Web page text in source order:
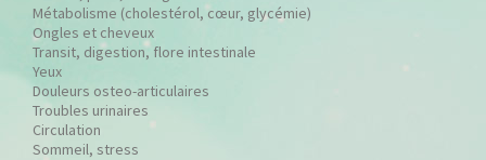
Métabolisme (cholestérol, cœur, glycémie)
Ongles et cheveux
Transit, digestion, flore intestinale
Yeux
Douleurs osteo-articulaires
Troubles urinaires
Circulation
Sommeil, stress